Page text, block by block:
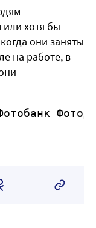
или хотя бы
они заняты
на работе, в